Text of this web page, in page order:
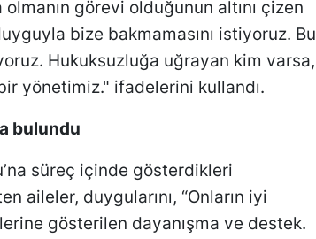
görevi olduğunun altını çizen
bize bakmamasını istiyoruz. Bu
Hukuksuzluğa uğrayan kim varsa,
yönetimiz." ifadelerini kullandı.
bulundu
süreç içinde gösterdikleri
aileler, duygularını, “Onların iyi
gösterilen dayanışma ve destek.